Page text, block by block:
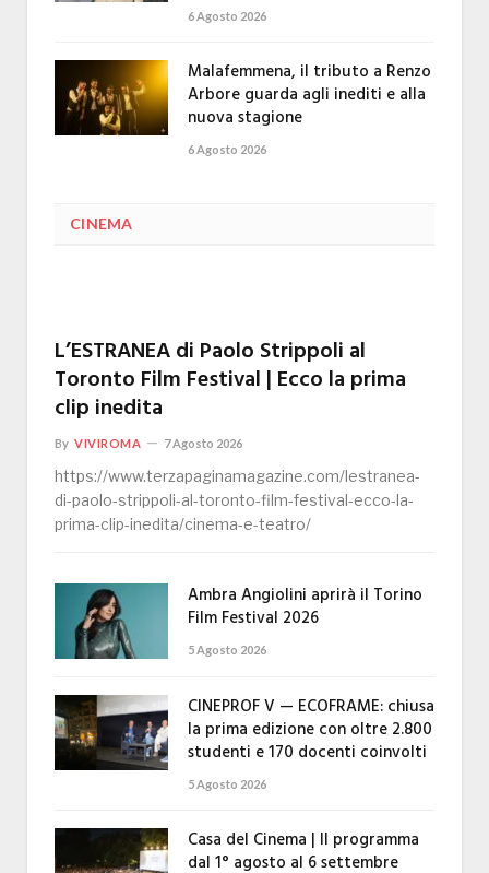
6 Agosto 2026
Malafemmena, il tributo a Renzo
Arbore guarda agli inediti e alla
nuova stagione
6 Agosto 2026
CINEMA
L’ESTRANEA di Paolo Strippoli al
Toronto Film Festival | Ecco la prima
clip inedita
By VIVIROMA 7 Agosto 2026
https://www.terzapaginamagazine.com/lestranea-
di-paolo-strippoli-al-toronto-film-festival-ecco-la-
prima-clip-inedita/cinema-e-teatro/
Ambra Angiolini aprirà il Torino
Film Festival 2026
5 Agosto 2026
CINEPROF V — ECOFRAME: chiusa
la prima edizione con oltre 2.800
studenti e 170 docenti coinvolti
5 Agosto 2026
Casa del Cinema | Il programma
dal 1° agosto al 6 settembre